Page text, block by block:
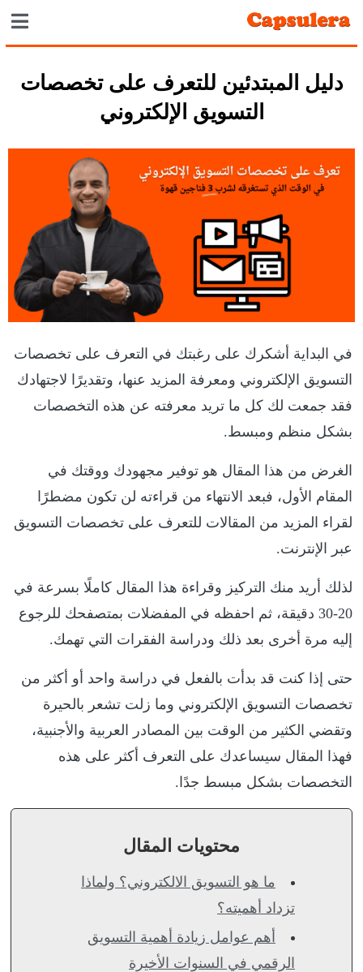
دليل المبتدئين للتعرف على تخصصات
التسويق الإلكتروني
في البداية أشكرك على رغبتك في التعرف على تخصصات
التسويق الإلكتروني ومعرفة المزيد عنها، وتقديرًا لاجتهادك
فقد جمعت لك كل ما تريد معرفته عن هذه التخصصات
بشكل منظم ومبسط.
الغرض من هذا المقال هو توفير مجهودك ووقتك في
المقام الأول، فبعد الانتهاء من قراءته لن تكون مضطرًا
لقراء المزيد من المقالات للتعرف على تخصصات التسويق
عبر الإنترنت.
لذلك أريد منك التركيز وقراءة هذا المقال كاملًا بسرعة في
20-30 دقيقة، ثم احفظه في المفضلات بمتصفحك للرجوع
إليه مرة أخرى بعد ذلك ودراسة الفقرات التي تهمك.
حتى إذا كنت قد بدأت بالفعل في دراسة واحد أو أكثر من
تخصصات التسويق الإلكتروني وما زلت تشعر بالحيرة
وتقضي الكثير من الوقت بين المصادر العربية والأجنبية،
فهذا المقال سيساعدك على التعرف أكثر على هذه
التخصصات بشكل مبسط جدًا.
محتويات المقال
ما هو التسويق الالكتروني؟ ولماذا
تزداد أهميته؟
أهم عوامل زيادة أهمية التسويق
الرقمي في السنوات الأخيرة